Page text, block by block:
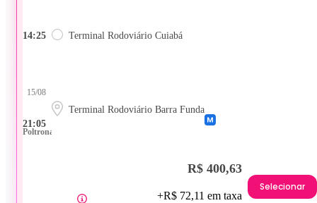
14:25 Terminal Rodoviário Cuiabá
21:05
15/08
Terminal Rodoviário Barra Funda
Poltrona
R$ 400,63
+R$ 72,11 em taxa
Selecionar